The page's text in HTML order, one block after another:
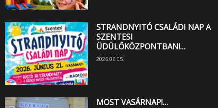
STRANDNYITÓ CSALÁDI NAP A
SZENTESI
ÜDÜLŐKÖZPONTBAN!…
2026.06.05.
MOST VASÁRNAP!…